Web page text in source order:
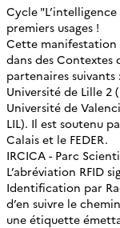
Cycle
premiers usages !
Cette manifestation
dans des Contextes
partenaires suivants
Université de Lille 2
Université de
LIL). Il est soutenu
Calais et le FEDER.
IRCICA - Parc
L’abréviation RFID
Identification par
d’en suivre le
une étiquette